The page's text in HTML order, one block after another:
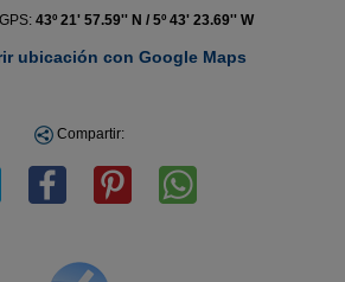
43º 21' 57.59'' N / 5º 43' 23.69'' W
ubicación con Google Maps
Compartir: